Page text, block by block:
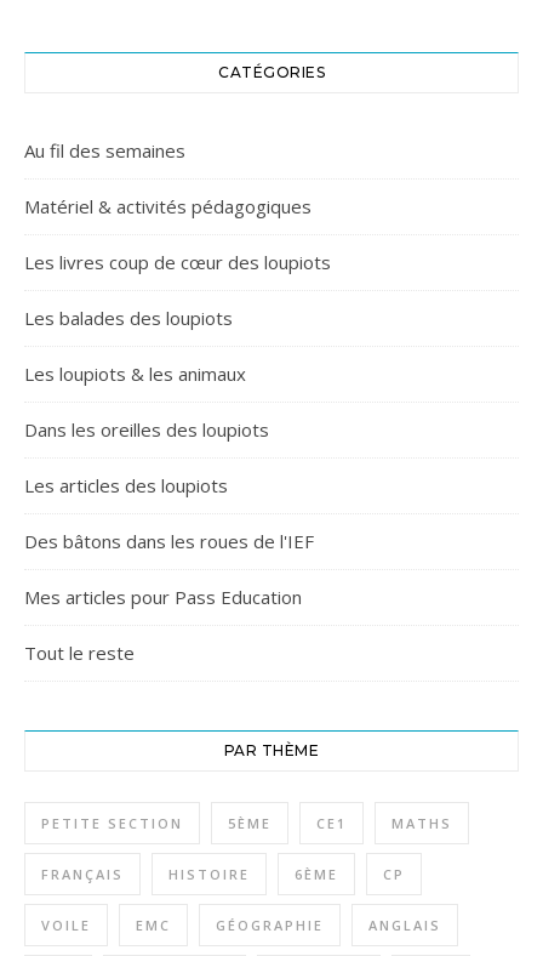
CATÉGORIES
Au fil des semaines
Matériel & activités pédagogiques
Les livres coup de cœur des loupiots
Les balades des loupiots
Les loupiots & les animaux
Dans les oreilles des loupiots
Les articles des loupiots
Des bâtons dans les roues de l'IEF
Mes articles pour Pass Education
Tout le reste
PAR THÈME
PETITE SECTION 5ÈME CE1 MATHS
FRANÇAIS HISTOIRE 6ÈME CP
VOILE EMC GÉOGRAPHIE ANGLAIS